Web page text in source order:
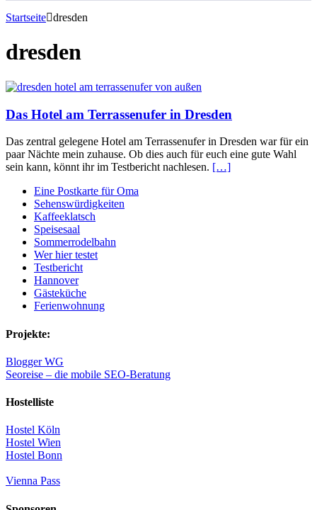
Startseite dresden
dresden
Das Hotel am Terrassenufer in Dresden
Das zentral gelegene Hotel am Terrassenufer in Dresden war für ein
paar Nächte mein zuhause. Ob dies auch für euch eine gute Wahl
sein kann, könnt ihr im Testbericht nachlesen. […]
Eine Postkarte für Oma
Sehenswürdigkeiten
Kaffeeklatsch
Speisesaal
Sommerrodelbahn
Wer hier testet
Testbericht
Hannover
Gästeküche
Ferienwohnung
Projekte:
Blogger WG
Seoreise – die mobile SEO-Beratung
Hostelliste
Hostel Köln
Hostel Wien
Hostel Bonn
Vienna Pass